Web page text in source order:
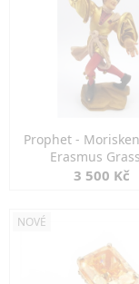
Prophet -
Erasmus
3 500 Kč
NOVÉ